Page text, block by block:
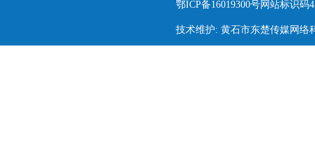
鄂ICP备16019300号网站标识码
技术维护: 黄石市东楚传媒网络